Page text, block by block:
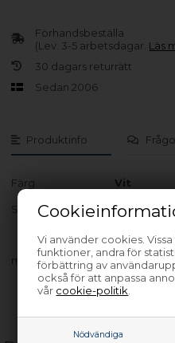
Vi använder cookies.
funktioner, andra för
förbättring av
också för att anpassa
vår cookie-politik
Nödvändiga
Produktinfo
Färg Vit
S3630-1 KG
med flera…
Förhandsbeställa
(Lev. 3-5 arbetsdagar. Läs
30 dagars returrätt
Sedan 2006